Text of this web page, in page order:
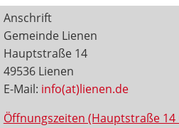
Anschrift
Gemeinde Lienen
Hauptstraße 14
49536 Lienen
E-Mail: info(at)lienen.de
Öffnungszeiten (Hauptstraße